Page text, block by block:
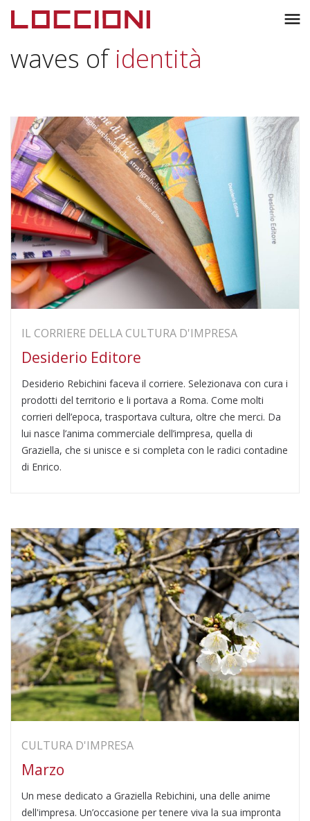
menu
waves of identità
IL CORRIERE DELLA CULTURA D'IMPRESA
Desiderio Editore
Desiderio Rebichini faceva il corriere. Selezionava con cura i
prodotti del territorio e li portava a Roma. Come molti
corrieri dell’epoca, trasportava cultura, oltre che merci. Da
lui nasce l’anima commerciale dell’impresa, quella di
Graziella, che si unisce e si completa con le radici contadine
di Enrico.
CULTURA D'IMPRESA
Marzo
Un mese dedicato a Graziella Rebichini, una delle anime
dell'impresa. Un’occasione per tenere viva la sua impronta